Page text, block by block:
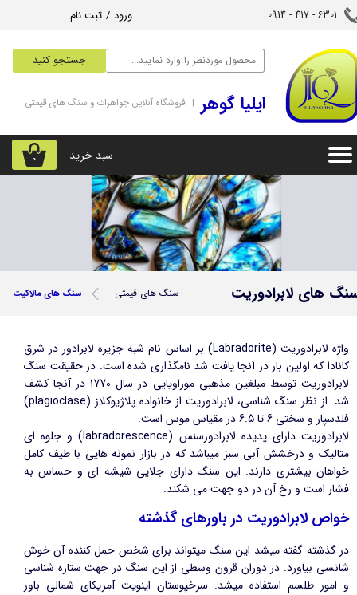
جستجو کنید
ورود / ثبت نام
تغییر گذر واژه
سفارشات
خروج از حساب کاربری
6301 - 417 - 0914​​​​​​​
۰ سبد خرید
‌ایلیا گوهر | فروشگاه آنلاین جواهرات و سنگ های قیمتی
های لابرادوریت سنگ های مالاکیت سنگ های قیمتی
واژه لابرادوریت (Labradorite) بر اساس نام شبه جزیره لابرادور در شرق
کانادا که اولین بار در آنجا یافت شد نامگذاری شده است. در حقیقت سنگ
لابرادوریت توسط مبلغین مذهبی موراویایی در سال 1770 در آنجا کشف
شد. از نظر سنگ شناسی، لابرادوریت از خانواده پلاژیوکلاز (plagioclase)
فلدسپار و سختی 6 تا 6.5 در مقیاس موس است.
لابرادوریت دارای پدیده لابرادورسنس (labradorescence) و جلوه ای
متالیک و درخشش آبی سبز میباشد که در بازار نمونه هایی با طیف کامل
خواهان بیشتری دارند. این سنگ دارای جلایی شیشه ای و حساس به
فشار است و رخ آن در دو جهت می شکند.
در گذشته گفته میشد این سنگ میتواند برای شخص حمل کننده آن خوش
شانسی بیاورد. در دوران قرون وسطی از این سنگ در جهت ستاره شناسی
و امور طلسم استفاده میشد. سرخپوستان اینویت آمریکای شمالی باور
خواص لابرادوریت در باورهای گذشته